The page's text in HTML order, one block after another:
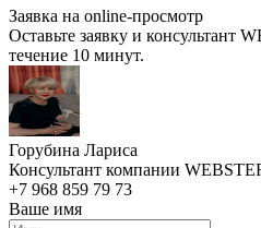
Заявка на online-просмотр
Оставьте заявку и консультант
течение 10 минут.
Горубина Лариса
Консультант компании
+7 968 859 79 73
Ваше имя